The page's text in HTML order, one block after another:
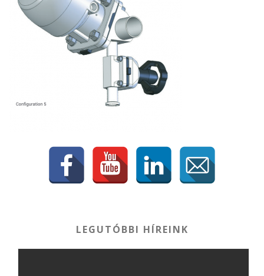
LEGUTÓBBI HÍREINK